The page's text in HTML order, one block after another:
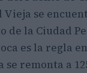
Vieja se
de la Ciudad
es la regla
remonta a